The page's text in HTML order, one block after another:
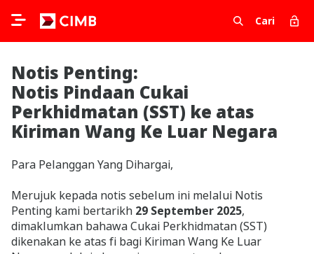
Cari
Notis Penting:
Notis Pindaan Cukai
Perkhidmatan (SST) ke atas
Kiriman Wang Ke Luar Negara
Para Pelanggan Yang Dihargai,
Merujuk kepada notis sebelum ini melalui Notis
Penting kami bertarikh 29 September 2025,
dimaklumkan bahawa Cukai Perkhidmatan (SST)
dikenakan ke atas fi bagi Kiriman Wang Ke Luar